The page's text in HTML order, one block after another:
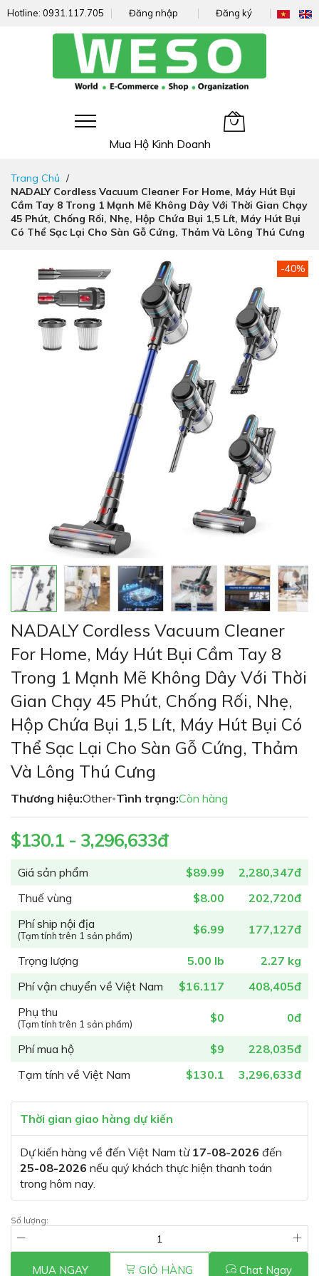
Hotline: 0931.117.705 Đăng nhập Đăng ký
Mua Hộ Kinh Doanh
nhanh
đến
nội
dung
Trang Chủ
NADALY Cordless Vacuum Cleaner For Home, Máy Hút Bụi
Cầm Tay 8 Trong 1 Mạnh Mẽ Không Dây Với Thời Gian Chạy
45 Phút, Chống Rối, Nhẹ, Hộp Chứa Bụi 1,5 Lít, Máy Hút Bụi
Có Thể Sạc Lại Cho Sàn Gỗ Cứng, Thảm Và Lông Thú Cưng
Chuyển
đến
phần
của
thư
hình
ảnh
-40%
NADALY Cordless Vacuum Cleaner
For Home, Máy Hút Bụi Cầm Tay 8
Trong 1 Mạnh Mẽ Không Dây Với Thời
Gian Chạy 45 Phút, Chống Rối, Nhẹ,
Hộp Chứa Bụi 1,5 Lít, Máy Hút Bụi Có
Thể Sạc Lại Cho Sàn Gỗ Cứng, Thảm
Và Lông Thú Cưng
Thương hiệu:Other•Tình trạng:Còn hàng
Giá sản phẩm $89.99
2,280,347đ
Thuế vùng
$8.00
202,720đ
Phí ship nội địa
(Tạm tính trên 1 sản phẩm) $6.99 177,127đ
Trọng lượng 5.00 lb
2.27 kg
Phí vận chuyển về Việt Nam
$16.117
408,405đ
Phụ thu
(Tạm tính trên 1 sản phẩm) $0 0đ
Phí mua hộ $9
228,035đ
Tạm tính về Việt Nam
$130.1 3,296,633đ
$130.1 - 3,296,633đ
Thời gian giao hàng dự kiến
Dự kiến hàng về đến Việt Nam từ 17-08-2026 đến
25-08-2026 nếu quý khách thực hiện thanh toán
trong hôm nay.
Số lượng:
MUA NGAY GIỎ HÀNG Chat Ngay